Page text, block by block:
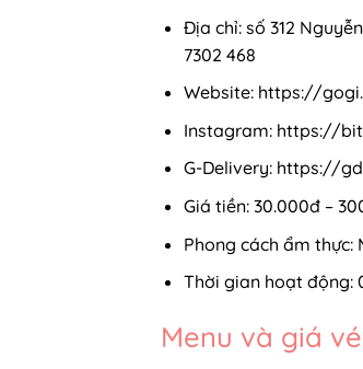
Địa chỉ: số 312
7302 468
Website: https://
Instagram: https://
G-Delivery: https://
Giá tiền: 30.000đ –
Phong cách ẩm thực:
Thời gian hoạt động:
Menu và giá